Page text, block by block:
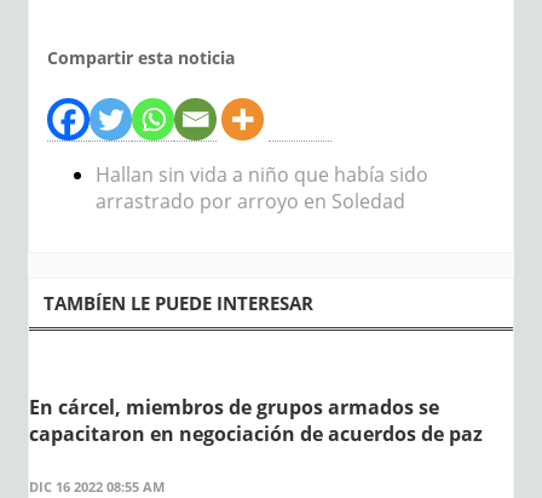
Compartir esta noticia
Hallan sin vida a niño que había sido
arrastrado por arroyo en Soledad
TAMBÍEN LE PUEDE INTERESAR
En cárcel, miembros de grupos armados se
capacitaron en negociación de acuerdos de paz
DIC 16 2022 08:55 AM